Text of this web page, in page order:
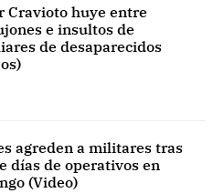
Cravioto huye entre
e insultos de
de desaparecidos
agreden a militares tras
días de operativos en
(Video)